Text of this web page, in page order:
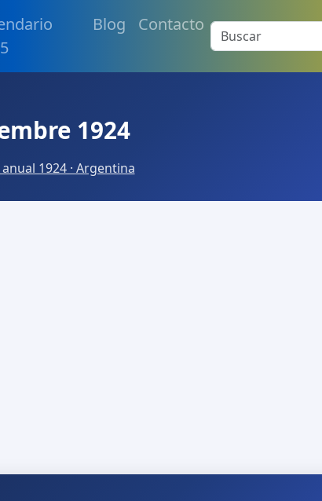
Blog Contacto
1924
1924 · Argentina